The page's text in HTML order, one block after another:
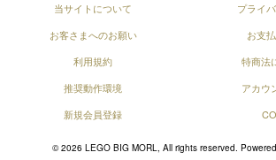
当サイトについて
プライ
お客さまへのお願い
お支
利用規約
特商法
推奨動作環境
アカウ
新規会員登録
© 2026 LEGO BIG MORL, All rights reserved.